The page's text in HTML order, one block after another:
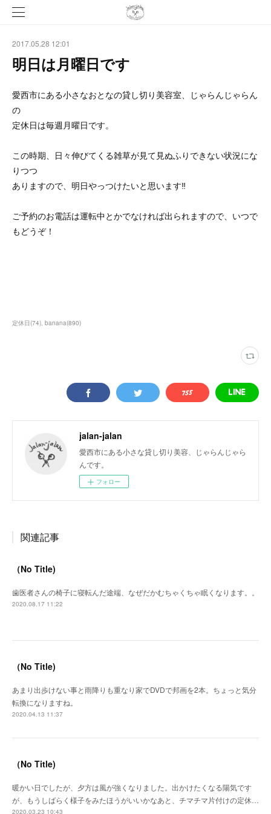
2017.05.28 12:01
明日は月曜日です
愛西市にある小さなおとなの貸し切り美容室、じゃらんじゃらん
の
定休日は毎週月曜日です。
この時期、日々伸びてくる雑草が見て見ぬふりできない状況にな
りつつ
ありますので、明日やっつけたいと思います‼
ご予約のお電話は運転中とかでなければ出られますので、いつで
もどうぞ！
定休日(74) banana(890)
jalan-jalan
愛西市にある小さな貸し切り美容、じゃらんじゃら
んです。
フォロー
関連記事
（No Title)
歯医者さんの椅子に寝転んだ途端、なぜだかむちゃくちゃ眠くなります。。
2020.08.17 11:22
（No Title)
あまり出歩けない事と雨降りも重なり家でDVDで邦画を2本。ちょっと気分
転換になりますね。
2020.04.13 11:37
（No Title)
暖かい日でしたが、夕方は風が強くなりました。出かけたくなる陽気です
が、もうしばらく様子をみたほうがいいかなあと、チマチマ片付けの定休…
2020.03.23 10:43